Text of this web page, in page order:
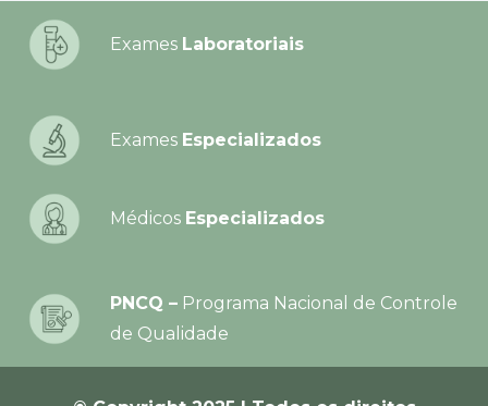
Exames Laboratoriais
Exames Especializados
Médicos Especializados
PNCQ – Programa Nacional de Controle
de Qualidade